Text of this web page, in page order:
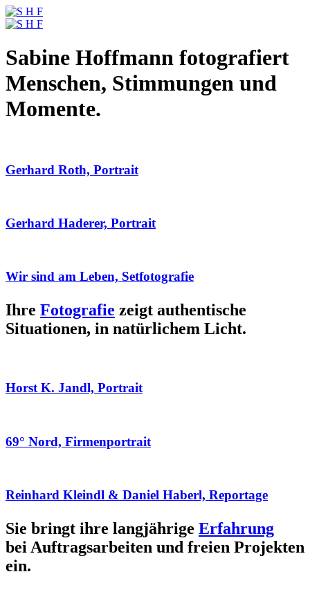
Sabine Hoffmann fotografiert
Menschen, Stimmungen und
Momente.
Gerhard Roth, Portrait
Gerhard Haderer, Portrait
Wir sind am Leben, Setfotografie
Ihre Fotografie zeigt authentische
Situationen, in natürlichem Licht.
Horst K. Jandl, Portrait
69° Nord, Firmenportrait
Reinhard Kleindl & Daniel Haberl, Reportage
Sie bringt ihre langjährige Erfahrung
bei Auftragsarbeiten und freien Projekten
ein.